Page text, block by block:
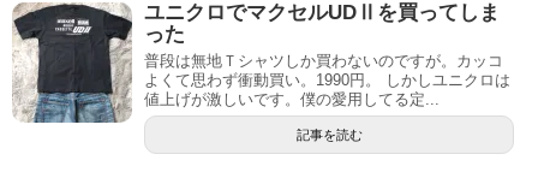
ユニクロでマクセルUDⅡを買ってしま
った
普段は無地Ｔシャツしか買わないのですが。カッコ
よくて思わず衝動買い。1990円。 しかしユニクロは
値上げが激しいです。僕の愛用してる定...
記事を読む